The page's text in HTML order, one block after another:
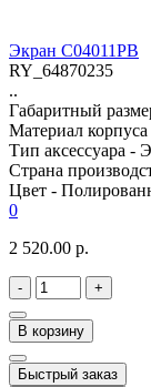
Экран C04011PB
RY_64870235
..
Габаритный
Материал корпуса
Тип аксессуара -
Страна
Цвет -
0
2 520.00 р.
- +
В корзину
Быстрый заказ